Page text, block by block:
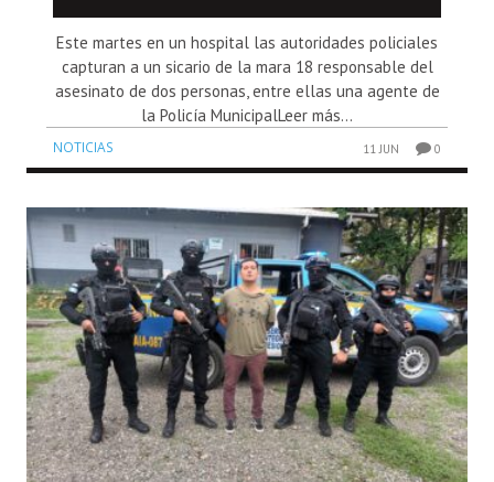
Este martes en un hospital las autoridades policiales
capturan a un sicario de la mara 18 responsable del
asesinato de dos personas, entre ellas una agente de
la Policía MunicipalLeer más...
NOTICIAS 11 JUN 0